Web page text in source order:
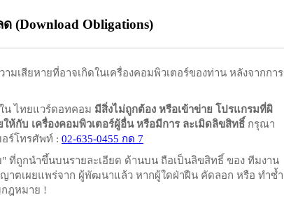
(Download Obligations)
ามเสียหายที่อาจเกิดในเครื่องคอมพิวเตอร์ของท่าน หลังจากการ
น ไทยแวร์ดอทคอม มีสิ่งไม่ถูกต้อง หรือเข้าข่าย โปรแกรมที่ผิ
ห้กับ เครื่องคอมพิวเตอร์ผู้อื่น หรือมีการ ละเมิดลิขสิทธิ์ กรุณา
อร์โทรศัพท์ : 02-635-0455 กด 7
ที่ถูกนำขึ้นบนรายละเอียด ด้านบน ถือเป็นลิขสิทธิ์ ของ ทีมงาน
าตเผยแพร่จาก ผู้พัฒนาแล้ว หากผู้ใดฝ่าฝืน คัดลอก หรือ ทำซ้ำ
ฎหมาย !